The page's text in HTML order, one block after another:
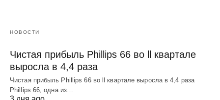
НОВОСТИ
Чистая прибыль Phillips 66 во ll квартале
выросла в 4,4 раза
Чистая прибыль Phillips 66 во ll квартале выросла в 4,4 раза
Phillips 66, одна из…